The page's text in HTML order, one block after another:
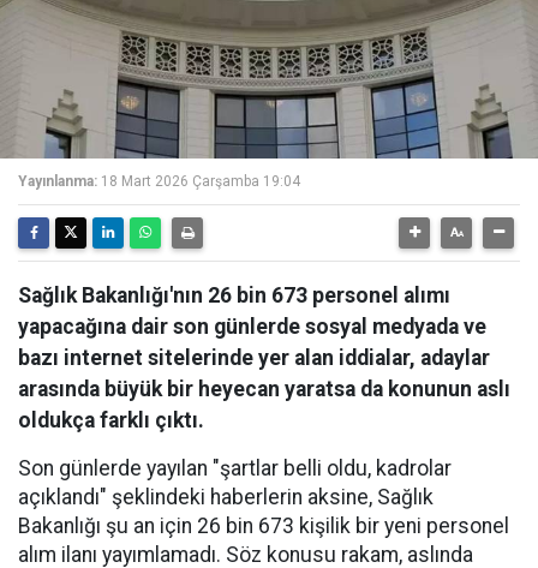
Yayınlanma: 18 Mart 2026 Çarşamba 19:04
Sağlık Bakanlığı'nın 26 bin 673 personel alımı
yapacağına dair son günlerde sosyal medyada ve
bazı internet sitelerinde yer alan iddialar, adaylar
arasında büyük bir heyecan yaratsa da konunun aslı
oldukça farklı çıktı.
Son günlerde yayılan "şartlar belli oldu, kadrolar
açıklandı" şeklindeki haberlerin aksine, Sağlık
Bakanlığı şu an için 26 bin 673 kişilik bir yeni personel
alım ilanı yayımlamadı. Söz konusu rakam, aslında